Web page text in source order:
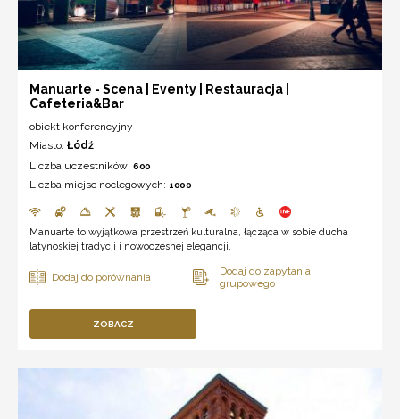
Manuarte - Scena | Eventy | Restauracja |
Cafeteria&Bar
obiekt konferencyjny
Miasto: Łódź
Liczba uczestników: 600
Liczba miejsc noclegowych: 1000
Manuarte to wyjątkowa przestrzeń kulturalna, łącząca w sobie ducha
latynoskiej tradycji i nowoczesnej elegancji.
ZOBACZ